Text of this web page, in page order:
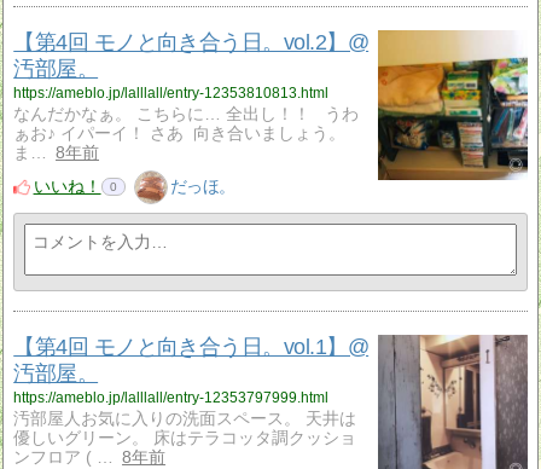
【第4回 モノと向き合う日。vol.2】@
汚部屋。
https://ameblo.jp/lalllall/entry-12353810813.html
なんだかなぁ。 こちらに… 全出し！！ うわ
ぁお♪ イパーイ！ さあ 向き合いましょう。
ま…
8年前
いいね！
0 だっほ。
【第4回 モノと向き合う日。vol.1】@
汚部屋。
https://ameblo.jp/lalllall/entry-12353797999.html
汚部屋人お気に入りの洗面スペース。 天井は
優しいグリーン。 床はテラコッタ調クッショ
ンフロア ( …
8年前